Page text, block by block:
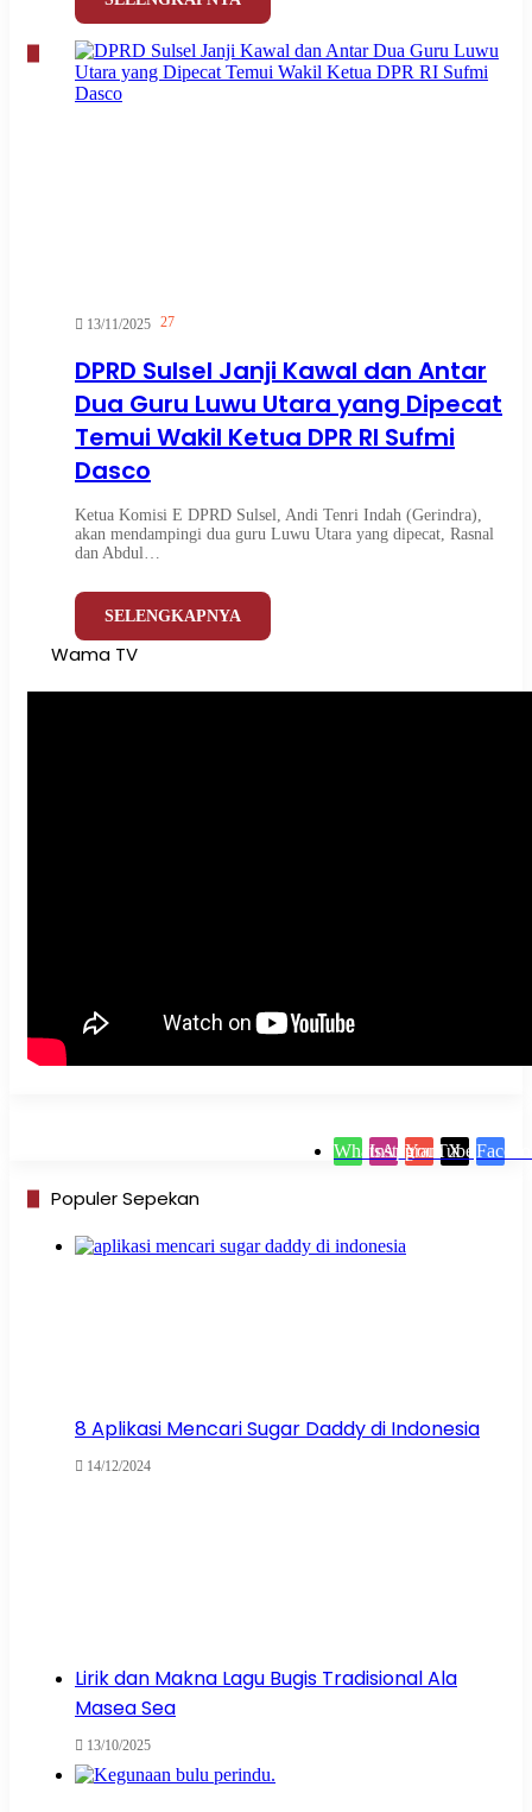
13/11/2025 27
DPRD Sulsel Janji Kawal dan Antar
Dua Guru Luwu Utara yang Dipecat
Temui Wakil Ketua DPR RI Sufmi
Dasco
Ketua Komisi E DPRD Sulsel, Andi Tenri Indah (Gerindra),
akan mendampingi dua guru Luwu Utara yang dipecat, Rasnal
dan Abdul…
SELENGKAPNYA
Wama TV
X
YouTube
Instagram
WhatsApp
Populer Sepekan
8 Aplikasi Mencari Sugar Daddy di Indonesia
14/12/2024
Lirik dan Makna Lagu Bugis Tradisional Ala
Masea Sea
13/10/2025